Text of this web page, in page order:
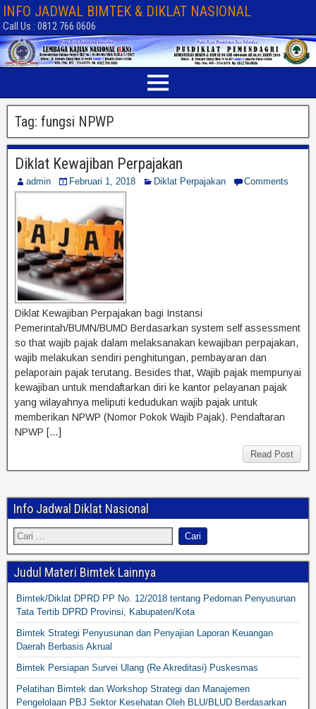
INFO JADWAL BIMTEK & DIKLAT NASIONAL
Call Us : 0812 766 0606
Tag: fungsi NPWP
Diklat Kewajiban Perpajakan
admin Februari 1, 2018 Diklat Perpajakan Comments
Diklat Kewajiban Perpajakan bagi Instansi
Pemerintah/BUMN/BUMD Berdasarkan system self assessment
so that wajib pajak dalam melaksanakan kewajiban perpajakan,
wajib melakukan sendiri penghitungan, pembayaran dan
pelaporain pajak terutang. Besides that, Wajib pajak mempunyai
kewajiban untuk mendaftarkan diri ke kantor pelayanan pajak
yang wilayahnya meliputi kedudukan wajib pajak untuk
memberikan NPWP (Nomor Pokok Wajib Pajak). Pendaftaran
NPWP […]
Read Post
Info Jadwal Diklat Nasional
Judul Materi Bimtek Lainnya
Bimtek/Diklat DPRD PP No. 12/2018 tentang Pedoman Penyusunan
Tata Tertib DPRD Provinsi, Kabupaten/Kota
Bimtek Strategi Penyusunan dan Penyajian Laporan Keuangan
Daerah Berbasis Akrual
Bimtek Persiapan Survei Ulang (Re Akreditasi) Puskesmas
Pelatihan Bimtek dan Workshop Strategi dan Manajemen
Pengelolaan PBJ Sektor Kesehatan Oleh BLU/BLUD Berdasarkan